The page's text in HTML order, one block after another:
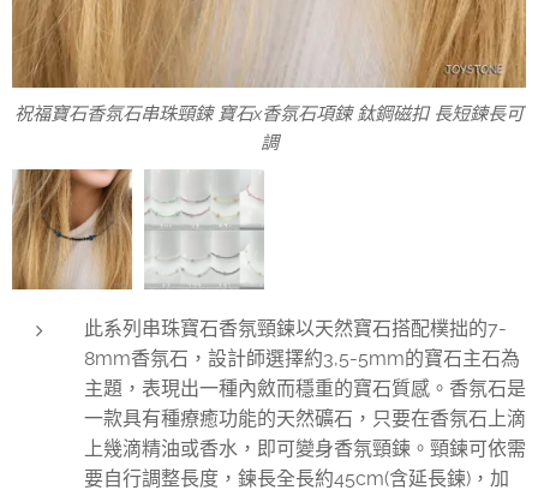
祝福寶石香氛石串珠頸鍊 寶石x香氛石項鍊 鈦鋼磁扣 長短鍊長可
調
此系列串珠寶石香氛頸鍊以天然寶石搭配樸拙的7-
8mm香氛石，設計師選擇約3,5-5mm的寶石主石為
主題，表現出一種內斂而穩重的寶石質感。香氛石是
一款具有種療癒功能的天然礦石，只要在香氛石上滴
上幾滴精油或香水，即可變身香氛頸鍊。頸鍊可依需
要自行調整長度，鍊長全長約45cm(含延長鍊)，加